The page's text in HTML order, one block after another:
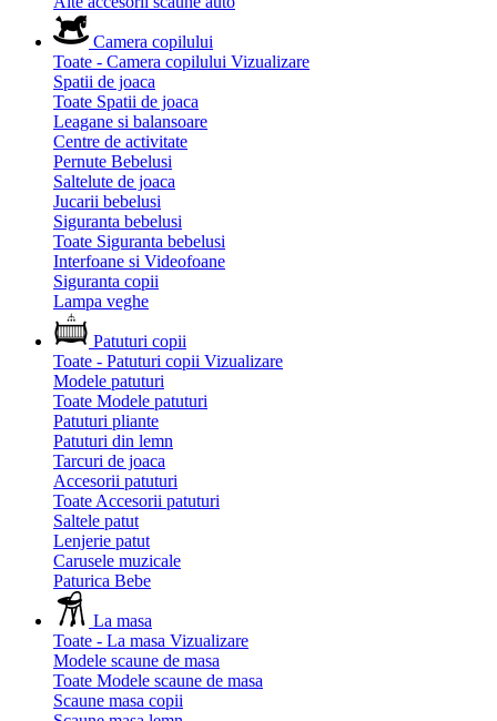
Camera copilului
Toate - Camera copilului Vizualizare
Spatii de joaca
Toate Spatii de joaca
Leagane si balansoare
Centre de activitate
Pernute Bebelusi
Saltelute de joaca
Jucarii bebelusi
Siguranta bebelusi
Toate Siguranta bebelusi
Interfoane si Videofoane
Siguranta copii
Lampa veghe
Patuturi copii
Toate - Patuturi copii Vizualizare
Modele patuturi
Toate Modele patuturi
Patuturi pliante
Patuturi din lemn
Tarcuri de joaca
Accesorii patuturi
Toate Accesorii patuturi
Saltele patut
Lenjerie patut
Carusele muzicale
Paturica Bebe
La masa
Toate - La masa Vizualizare
Modele scaune de masa
Toate Modele scaune de masa
Scaune masa copii